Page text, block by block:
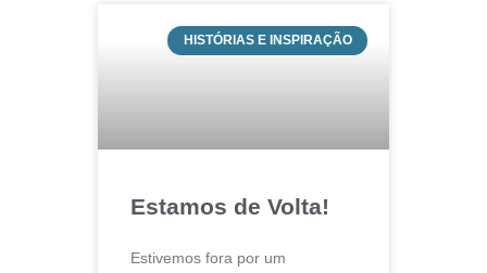
HISTÓRIAS E INSPIRAÇÃO
Estamos de Volta!
Estivemos fora por um